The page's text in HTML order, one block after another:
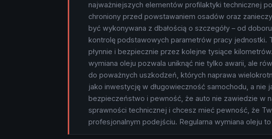
najważniejszych elementów profilaktyki technicznej
chroniony przed powstawaniem osadów oraz
być wykonywana z dbałością o szczegóły – od
kontrolę podstawowych parametrów pracy jednostki.
płynnie i bezpiecznie przez kolejne tysiące
wymiana oleju pozwala uniknąć nie tylko awarii, ale
do poważnych uszkodzeń, których naprawa
jako inwestycję w długowieczność samochodu, a
bezpieczeństwo i pewność, że auto nie zawiedzie w
sprawności technicznej i chcesz mieć pewność, że
profesjonalnym podejściu. Regularna wymiana oleju